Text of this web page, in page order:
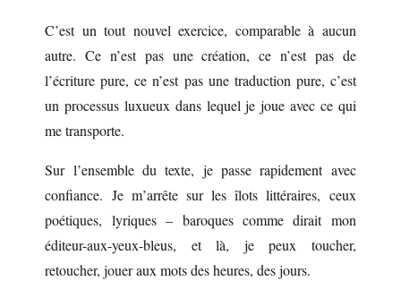
C’est un tout nouvel exercice, comparable à aucun
autre. Ce n’est pas une création, ce n’est pas de
l’écriture pure, ce n’est pas une traduction pure, c’est
un processus luxueux dans lequel je joue avec ce qui
me transporte.
Sur l’ensemble du texte, je passe rapidement avec
confiance. Je m’arrête sur les îlots littéraires, ceux
poétiques, lyriques – baroques comme dirait mon
éditeur-aux-yeux-bleus, et là, je peux toucher,
retoucher, jouer aux mots des heures, des jours.